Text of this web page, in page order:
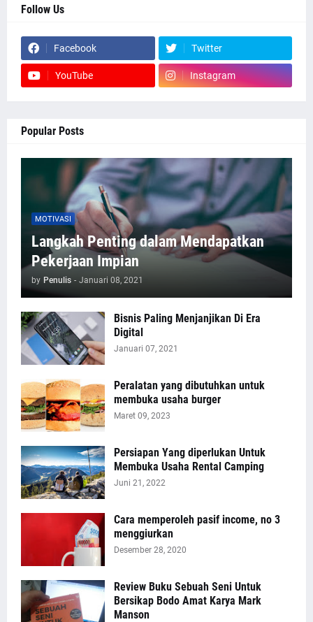
Follow Us
Facebook Twitter
YouTube Instagram
Popular Posts
MOTIVASI
Langkah Penting dalam Mendapatkan
Pekerjaan Impian
by Penulis - Januari 08, 2021
Bisnis Paling Menjanjikan Di Era
Digital
Januari 07, 2021
Peralatan yang dibutuhkan untuk
membuka usaha burger
Maret 09, 2023
Persiapan Yang diperlukan Untuk
Membuka Usaha Rental Camping
Juni 21, 2022
Cara memperoleh pasif income, no 3
menggiurkan
Desember 28, 2020
Review Buku Sebuah Seni Untuk
Bersikap Bodo Amat Karya Mark
Manson